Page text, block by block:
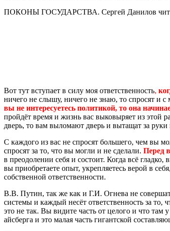
ПОКОНЫ ГОСУДАРСТВА. Сергей Данилов
Вот тут вступает в силу моя ответственность,
ничего не слышу, ничего не знаю, то спросят и
вы не интересуетесь политикой, то она
пройдёт время и жизнь вас выковыряет из этой
дверь, то вам выломают дверь и вытащат за
С каждого из вас не спросят большего, чем вы
спросят за то, что вы могли и не сделали. Перед
в преодолении себя и состоит. Когда всё
вы приобретаете опыт, укрепляетесь верой в
собственной ответственности.
В.В. Путин, так же как и Г.И. Огнева не
системы и каждый несёт ответственность за то,
это не так. Вы видите часть от целого и что
айсберга и это малая часть гигантской